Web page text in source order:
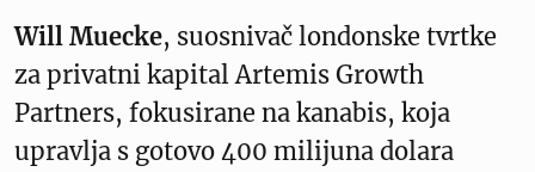
Will Muecke, suosnivač londonske tvrtke
za privatni kapital Artemis Growth
Partners, fokusirane na kanabis, koja
upravlja s gotovo 400 milijuna dolara